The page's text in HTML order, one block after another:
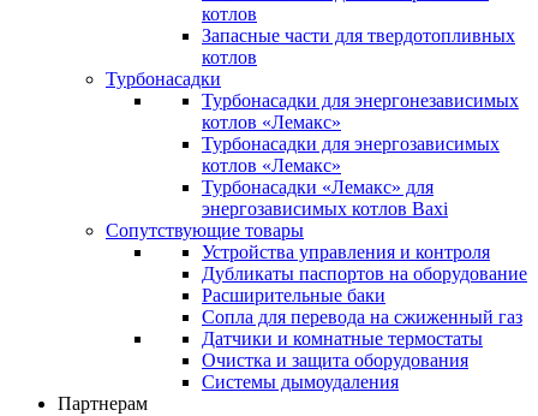
котлов
Запасные части для твердотопливных
котлов
Турбонасадки
Турбонасадки для энергонезависимых
котлов «Лемакс»
Турбонасадки для энергозависимых
котлов «Лемакс»
Турбонасадки «Лемакс» для
энергозависимых котлов Baxi
Сопутствующие товары
Устройства управления и контроля
Дубликаты паспортов на оборудование
Расширительные баки
Сопла для перевода на сжиженный газ
Датчики и комнатные термостаты
Очистка и защита оборудования
Системы дымоудаления
Партнерам